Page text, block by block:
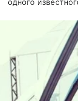
одного